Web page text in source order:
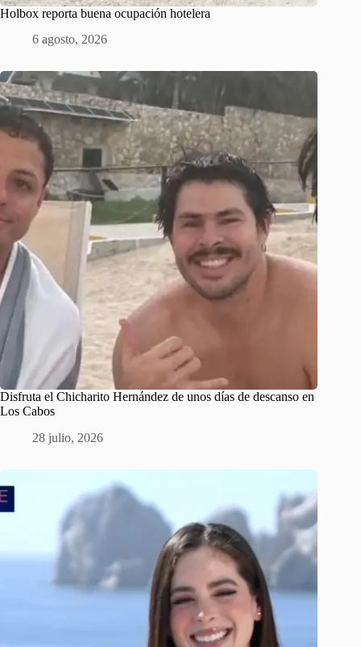
Holbox reporta buena ocupación hotelera
6 agosto, 2026
Disfruta el Chicharito Hernández de unos días de descanso en
Los Cabos
28 julio, 2026